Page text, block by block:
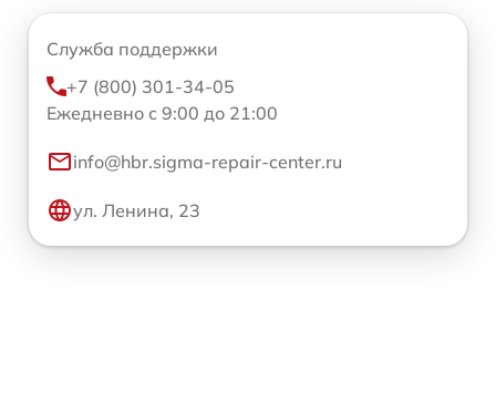
Служба поддержки
+7 (800) 301-34-05
Ежедневно с 9:00 до 21:00
info@hbr.sigma-repair-center.ru
ул. Ленина, 23